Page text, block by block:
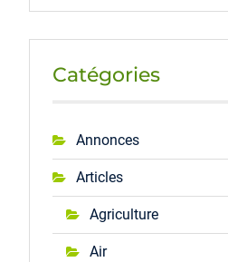
Catégories
Annonces
Articles
Agriculture
Air